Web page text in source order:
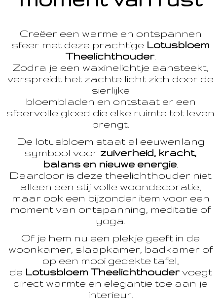
Creëer een warme en ontspannen
sfeer met deze prachtige Lotusbloem
Theelichthouder.
Zodra je een waxinelichtje aansteekt,
verspreidt het zachte licht zich door de
sierlijke
bloembladen en ontstaat er een
sfeervolle gloed die elke ruimte tot leven
brengt.
De lotusbloem staat al eeuwenlang
symbool voor zuiverheid, kracht,
balans en nieuwe energie
Daardoor is deze theelichthouder niet
alleen een stijlvolle woondecoratie,
maar ook een bijzonder item voor een
moment van ontspanning, meditatie of
yoga.
Of je hem nu een plekje geeft in de
woonkamer, slaapkamer, badkamer of
op een mooi gedekte tafel,
de Lotusbloem Theelichthoudervoegt
direct warmte en elegantie toe aan je
interieur.